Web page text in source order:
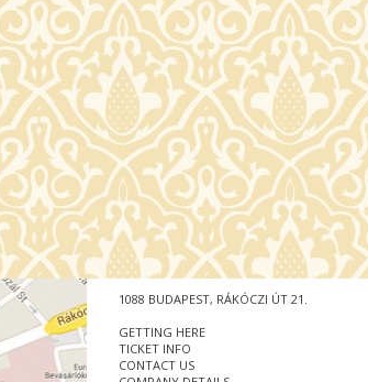
1088 BUDAPEST, RÁKÓCZI ÚT 21.
GETTING HERE
TICKET INFO
CONTACT US